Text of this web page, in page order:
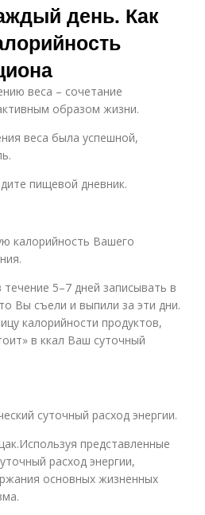
день. Как
веса – сочетание
образом жизни.
веса была успешной,
пищевой дневник.
калорийность Вашего
5–7 дней записывать в
Вы съели и выпили за эти дни.
калорийности продуктов,
в ккал Ваш суточный
суточный расход энергии.
представленные
расход энергии,
основных жизненных